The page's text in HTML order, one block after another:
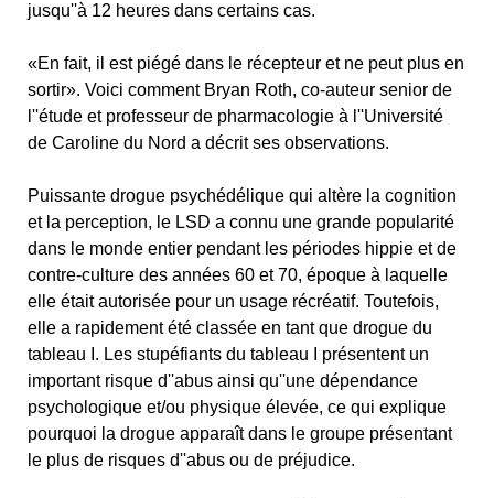
jusqu''à 12 heures dans certains cas.
«En fait, il est piégé dans le récepteur et ne peut plus en
sortir». Voici comment Bryan Roth, co-auteur senior de
l''étude et professeur de pharmacologie à l''Université
de Caroline du Nord a décrit ses observations.
Puissante drogue psychédélique qui altère la cognition
et la perception, le LSD a connu une grande popularité
dans le monde entier pendant les périodes hippie et de
contre-culture des années 60 et 70, époque à laquelle
elle était autorisée pour un usage récréatif. Toutefois,
elle a rapidement été classée en tant que drogue du
tableau I. Les stupéfiants du tableau I présentent un
important risque d''abus ainsi qu''une dépendance
psychologique et/ou physique élevée, ce qui explique
pourquoi la drogue apparaît dans le groupe présentant
le plus de risques d''abus ou de préjudice.